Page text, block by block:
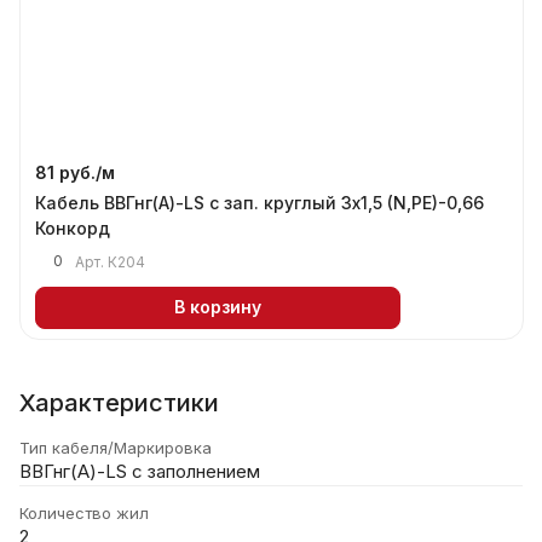
81 руб./м
Кабель ВВГнг(А)-LS с зап. круглый 3х1,5 (N,PE)-0,66
Конкорд
0 Арт. К204
В корзину
Характеристики
Тип кабеля/Маркировка
ВВГнг(А)-LS с заполнением
Количество жил
2